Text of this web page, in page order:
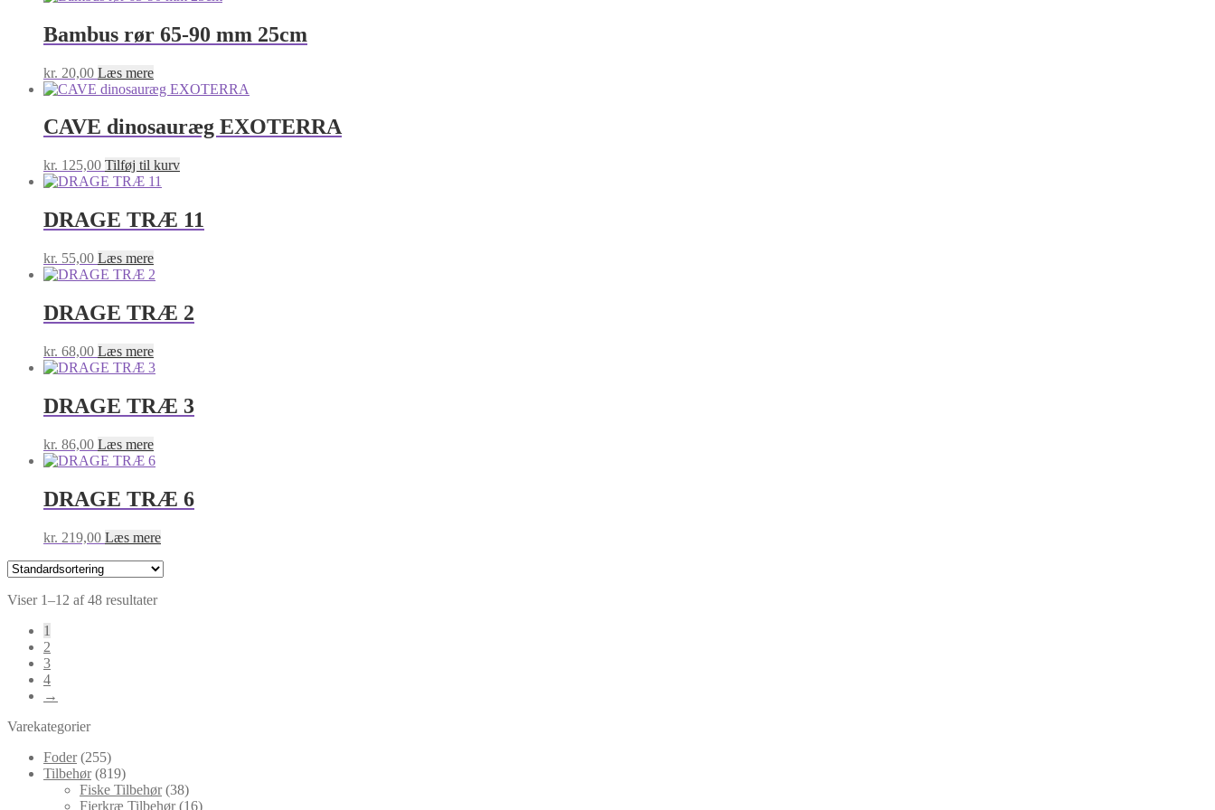
Bambus rør 65-90 mm 25cm
kr. 20,00 Læs mere
CAVE dinosauræg EXOTERRA
kr. 125,00 Tilføj til kurv
DRAGE TRÆ 11
kr. 55,00 Læs mere
DRAGE TRÆ 2
kr. 68,00 Læs mere
DRAGE TRÆ 3
kr. 86,00 Læs mere
DRAGE TRÆ 6
kr. 219,00 Læs mere
Viser 1–12 af 48 resultater
1
2
3
4
→
Varekategorier
Foder (255)
Tilbehør (819)
Fiske Tilbehør (38)
Fjerkræ Tilbehør (16)